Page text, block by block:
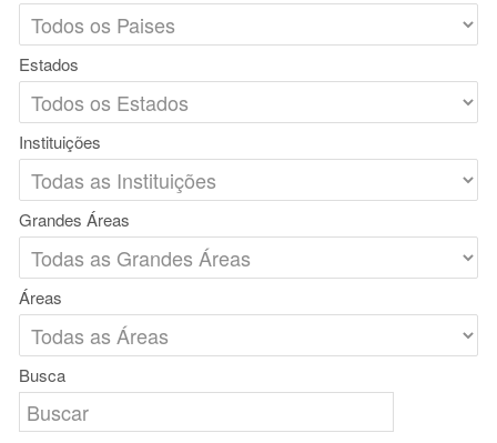
Estados
Instituições
Grandes Áreas
Áreas
Busca